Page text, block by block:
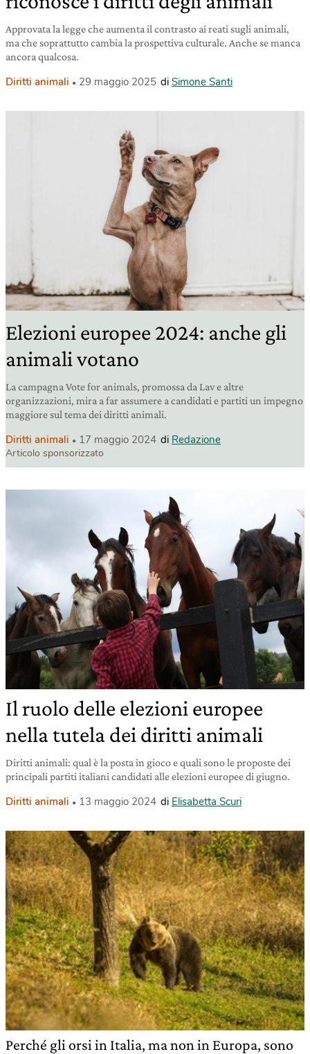
Approvata la legge che aumenta il contrasto ai reati sugli animali,
ma che soprattutto cambia la prospettiva culturale. Anche se manca
ancora qualcosa.
Diritti animali 29 maggio 2025 di Simone Santi
Elezioni europee 2024: anche gli
animali votano
La campagna Vote for animals, promossa da Lav e altre
organizzazioni, mira a far assumere a candidati e partiti un impegno
maggiore sul tema dei diritti animali.
Diritti animali 17 maggio 2024 di Redazione
Articolo sponsorizzato
Il ruolo delle elezioni europee
nella tutela dei diritti animali
Diritti animali: qual è la posta in gioco e quali sono le proposte dei
principali partiti italiani candidati alle elezioni europee di giugno.
Diritti animali 13 maggio 2024 di Elisabetta Scuri
Perché gli orsi in Italia, ma non in Europa, sono